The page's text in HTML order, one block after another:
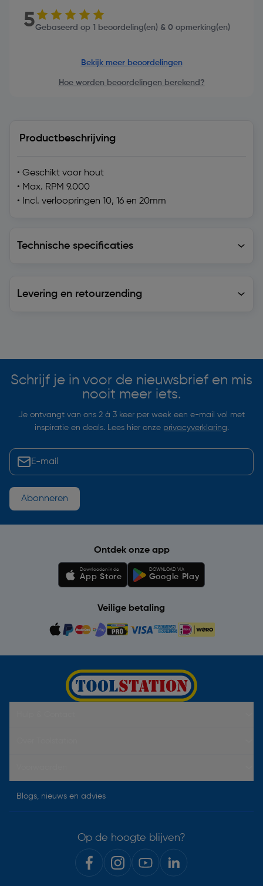
5Gebaseerd op 1 beoordeling(en) & 0 opmerking(en)
Bekijk meer beoordelingen
Hoe worden beoordelingen berekend?
Productbeschrijving
• Geschikt voor hout
• Max. RPM 9.000
• Incl. verloopringen 10, 16 en 20mm
Technische specificaties
Levering en retourzending
Schrijf je in voor de nieuwsbrief en mis
nooit meer iets.
Je ontvangt van ons 2 à 3 keer per week een e-mail vol met
inspiratie en deals. Lees hier onze privacyverklaring.
Abonneren
Ontdek onze app
Downloaden in de
App Store
DOWNLOAD VIA
Google Play
Veilige betaling
Blogs, nieuws en advies
Op de hoogte blijven?